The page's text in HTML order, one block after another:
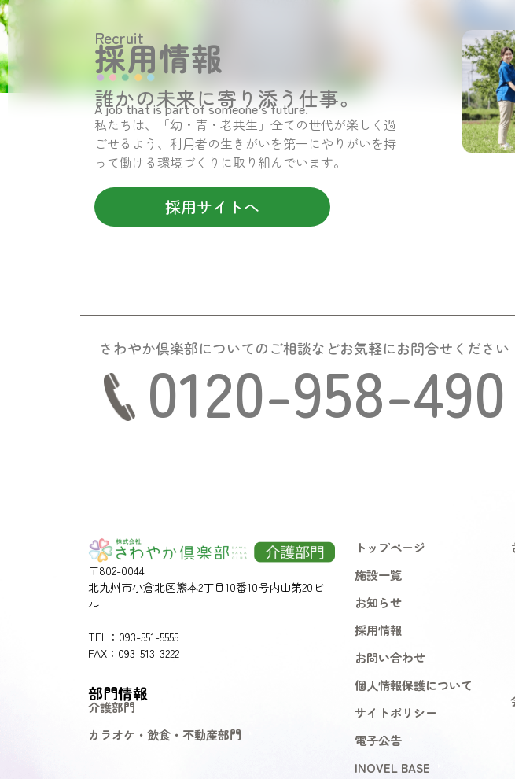
Recruit
採用情報
誰かの未来に寄り添う仕事。
A job that is part of someone’s future.
私たちは、「幼・青・老共生」全ての世代が楽しく過
ごせるよう、利用者の生きがいを第一にやりがいを持
って働ける環境づくりに取り組んでいます。
採用サイトへ
さわやか倶楽部についてのご相談などお気軽にお問合せください
0120-958-490
〒802-0044
北九州市小倉北区熊本2丁目10番10号内山第20ビ
ル
TEL：093-551-5555
FAX：093-513-3222
部門情報
介護部門
カラオケ・飲食・不動産部門
トップページ
施設一覧
お知らせ
採用情報
お問い合わせ
個人情報保護について
サイトポリシー
電子公告
INOVEL BASE